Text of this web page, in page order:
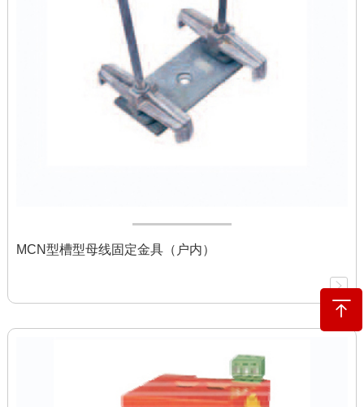
MCN型槽型母线固定金具（户内）